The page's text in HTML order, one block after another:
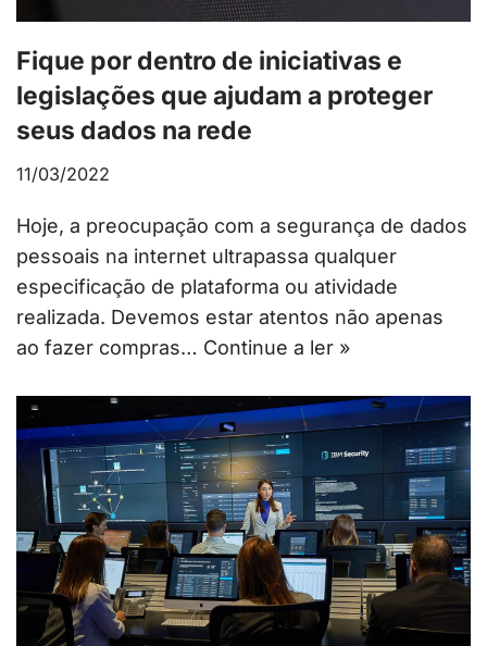
Fique por dentro de iniciativas e
legislações que ajudam a proteger
seus dados na rede
11/03/2022
Hoje, a preocupação com a segurança de dados
pessoais na internet ultrapassa qualquer
especificação de plataforma ou atividade
realizada. Devemos estar atentos não apenas
ao fazer compras… Continue a ler »